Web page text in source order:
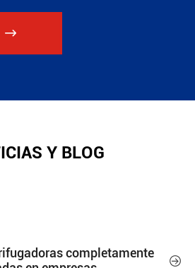

Y BLOG
completamente
